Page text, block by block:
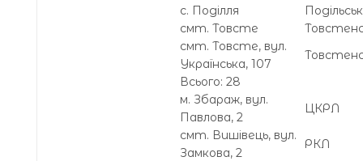
с. Поділля
смт. Товсте
смт. Товсте, вул.
Українська, 107
Всього: 28
м. Збараж, вул.
Павлова, 2
ЦКРЛ
смт. Вишівець, вул.
Замкова, 2
РКЛ